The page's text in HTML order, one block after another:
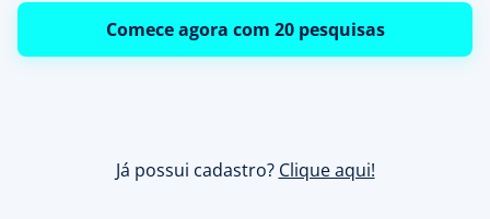
Comece agora com 20 pesquisas
Já possui cadastro? Clique aqui!